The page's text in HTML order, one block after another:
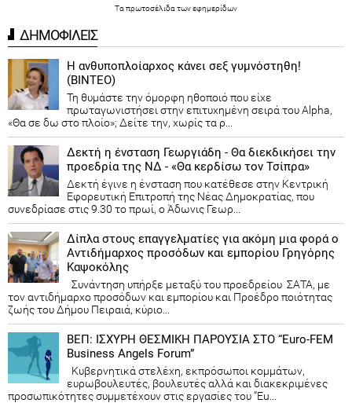
Τα πρωτοσέλιδα τωνεφημερίδων
ΔΗΜΟΦΙΛΕΙΣ
Η ανθυποπλοίαρχος κάνει σεξ γυμνόστηθη!
(ΒΙΝΤΕΟ)
Τη θυμάστε την όμορφη ηθοποιό που είχε
πρωταγωνιστήσει στην επιτυχημένη σειρά του Alpha,
«Θα σε δω στο πλοίο»; Δείτε την, χωρίς τα ρ...
Δεκτή η ένσταση Γεωργιάδη - Θα διεκδικήσει την
προεδρία της ΝΔ - «Θα κερδίσω τον Τσίπρα»
Δεκτή έγινε η ένσταση που κατέθεσε στην Κεντρική
Εφορευτική Επιτροπή της Νέας Δημοκρατίας, που
συνεδρίασε στις 9.30 το πρωί, ο Άδωνις Γεωρ...
Δίπλα στους επαγγελματίες για ακόμη μια φορά ο
Αντιδήμαρχος προσόδων και εμπορίου Γρηγόρης
Καψοκόλης
Συνάντηση υπήρξε μεταξύ του προεδρείου ΣΑΤΑ, με
τον αντιδήμαρχο προσόδων και εμπορίου και Προέδρο ποιότητας
ζωής του Δήμου Πειραιά, κύριο...
ΒΕΠ: ΙΣΧΥΡΗ ΘΕΣΜΙΚΗ ΠΑΡΟΥΣΙΑ ΣΤΟ “Euro-FEM
Business Angels Forum”
Κυβερνητικά στελέχη, εκπρόσωποι κομμάτων,
ευρωβουλευτές, βουλευτές αλλά και διακεκριμένες
προσωπικότητες συμμετέχουν στις εργασίες του “Eu...